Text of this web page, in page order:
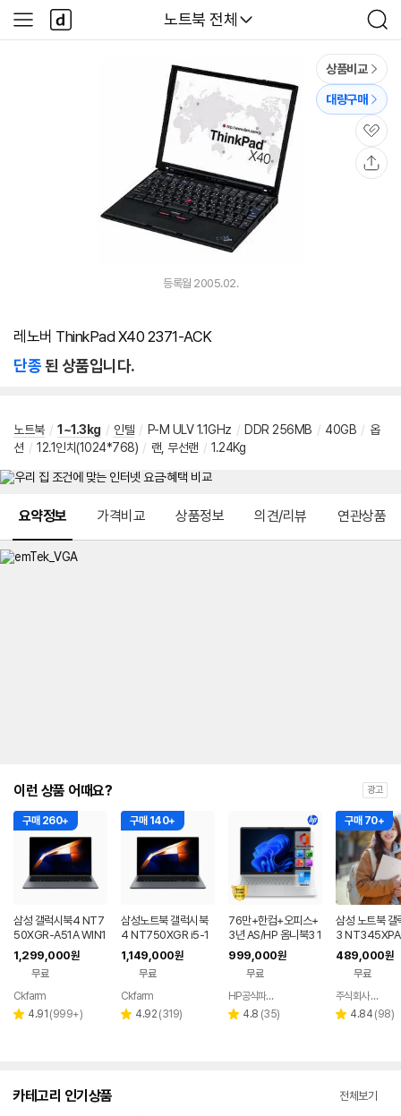
다나와
노트북 전체
검
색
사
이
다
나
와
상품비교
대량구매
관
심
등록월 2005.02.
레노버 ThinkPad X40 2371-ACK
단종된 상품입니다.
노트북 / 1~1.3kg / 인텔 / P-M ULV 1.1GHz / DDR 256MB / 40GB / 옵
션 / 12.1인치(1024*768) / 랜, 무선랜 / 1.24Kg
요약정보 가격비교 상품정보 의견/리뷰 연관상품
이런 상품 어때요? 광고
구매 260+
삼성 갤럭시북4 NT7
50XGR-A51A WIN1
1 FPP(버젼UP설치)
업무용 학생용 사무용
노트북 문스톤그레이
1,299,000원
무료
페이
Ckfarm
별 4.91 리
(999+)
구매 140+
삼성노트북 갤럭시북
4 NT750XGR i5-1
3세대 16G 256G 사
무용 업무용 학생용 가
성비 노트북
1,149,000원
무료
페이
Ckfarm
별 4.92 리
(319)
76만+한컴+오피스+
3년 AS/HP 옴니북3 1
6인치 사무용 대학생
저렴한 대학생 노트북
999,000원
무료
HP공식파트너 이텍컴퓨터
별 4.8 리
(35)
구매 70+
삼성 노트북 갤
3 NT345XPA
우11탑재
TE SSD128G
489,000원
무료
주식회사 에프엔에스립합
별 4.84 리
(98)
카테고리 인기상품 전체보기